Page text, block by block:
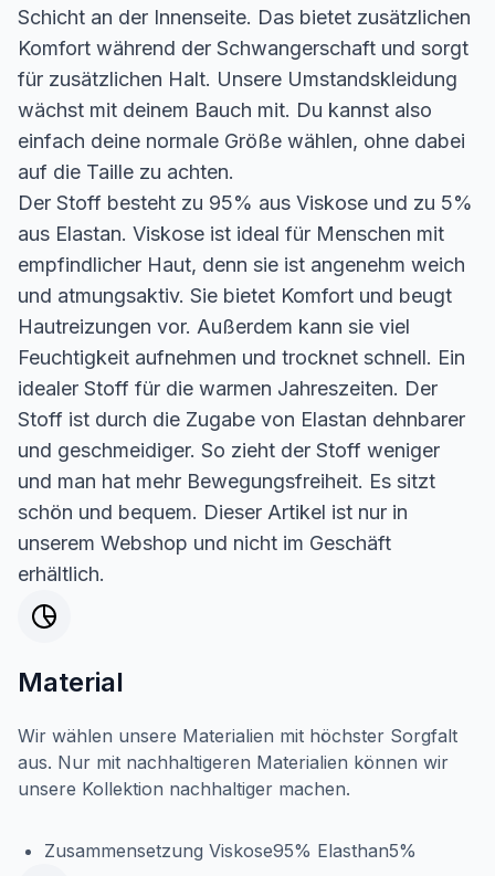
Schicht an der Innenseite. Das bietet zusätzlichen
Komfort während der Schwangerschaft und sorgt
für zusätzlichen Halt. Unsere Umstandskleidung
wächst mit deinem Bauch mit. Du kannst also
einfach deine normale Größe wählen, ohne dabei
auf die Taille zu achten.
Der Stoff besteht zu 95% aus Viskose und zu 5%
aus Elastan. Viskose ist ideal für Menschen mit
empfindlicher Haut, denn sie ist angenehm weich
und atmungsaktiv. Sie bietet Komfort und beugt
Hautreizungen vor. Außerdem kann sie viel
Feuchtigkeit aufnehmen und trocknet schnell. Ein
idealer Stoff für die warmen Jahreszeiten. Der
Stoff ist durch die Zugabe von Elastan dehnbarer
und geschmeidiger. So zieht der Stoff weniger
und man hat mehr Bewegungsfreiheit. Es sitzt
schön und bequem. Dieser Artikel ist nur in
unserem Webshop und nicht im Geschäft
erhältlich.
Material
Wir wählen unsere Materialien mit höchster Sorgfalt
aus. Nur mit nachhaltigeren Materialien können wir
unsere Kollektion nachhaltiger machen.
Zusammensetzung Viskose95% Elasthan5%